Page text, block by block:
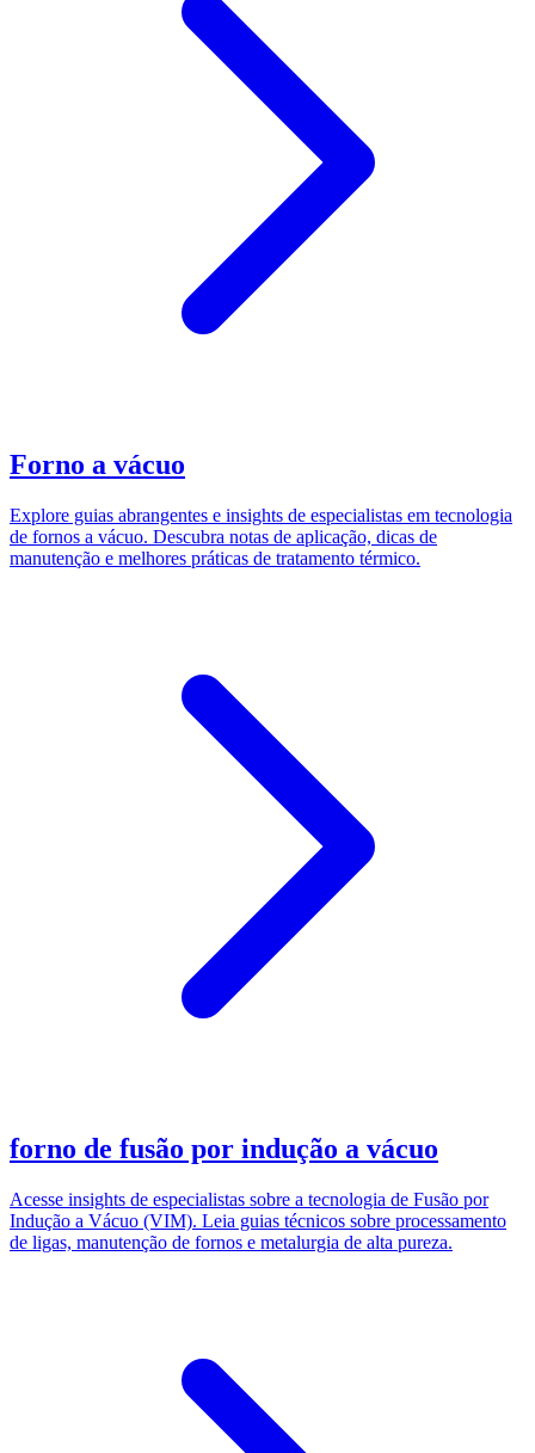
Forno a vácuo
Explore guias abrangentes e insights de especialistas em tecnologia
de fornos a vácuo. Descubra notas de aplicação, dicas de
manutenção e melhores práticas de tratamento térmico.
forno de fusão por indução a vácuo
Acesse insights de especialistas sobre a tecnologia de Fusão por
Indução a Vácuo (VIM). Leia guias técnicos sobre processamento
de ligas, manutenção de fornos e metalurgia de alta pureza.